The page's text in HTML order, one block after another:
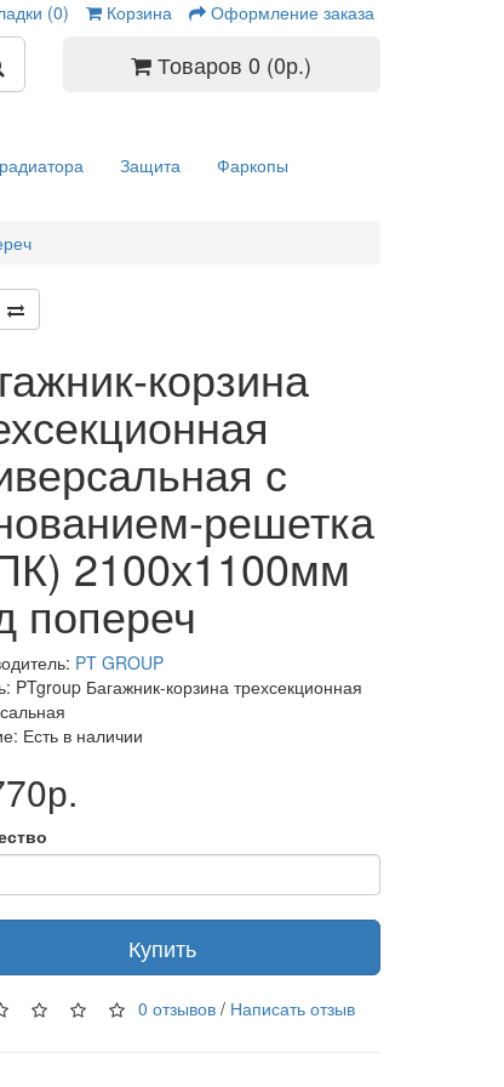
(0) Корзина Оформление заказа
Товаров 0 (0р.)
Защита Фаркопы
корзина
с
решетка
2100х1100мм
попереч
PT GROUP
PTgroup Багажник-корзина трехсекционная
Есть в наличии
Купить
0 отзывов / Написать отзыв